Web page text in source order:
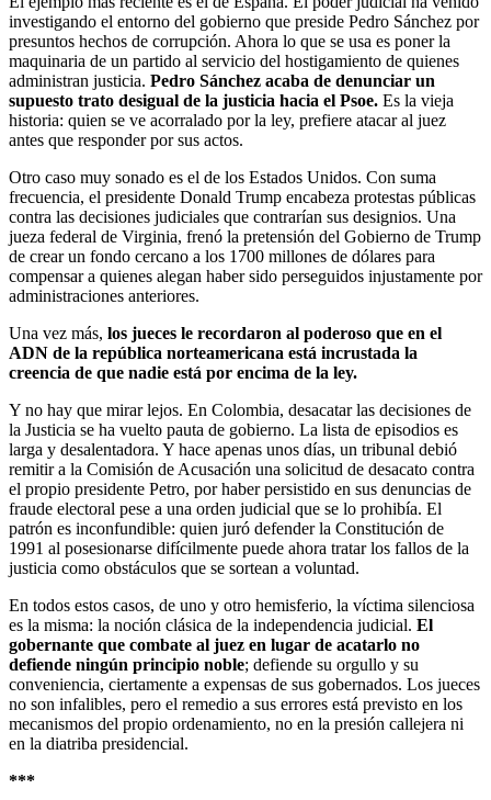
investigando el entorno del gobierno que preside Pedro Sánchez por
presuntos hechos de corrupción. Ahora lo que se usa es poner la
maquinaria de un partido al servicio del hostigamiento de quienes
administran justicia. Pedro Sánchez acaba de denunciar un
supuesto trato desigual de la justicia hacia el Psoe. Es la vieja
historia: quien se ve acorralado por la ley, prefiere atacar al juez
antes que responder por sus actos.
Otro caso muy sonado es el de los Estados Unidos. Con suma
frecuencia, el presidente Donald Trump encabeza protestas públicas
contra las decisiones judiciales que contrarían sus designios. Una
jueza federal de Virginia, frenó la pretensión del Gobierno de Trump
de crear un fondo cercano a los 1700 millones de dólares para
compensar a quienes alegan haber sido perseguidos injustamente por
administraciones anteriores.
Una vez más, los jueces le recordaron al poderoso que en el
ADN de la república norteamericana está incrustada la
creencia de que nadie está por encima de la ley.
Y no hay que mirar lejos. En Colombia, desacatar las decisiones de
la Justicia se ha vuelto pauta de gobierno. La lista de episodios es
larga y desalentadora. Y hace apenas unos días, un tribunal debió
remitir a la Comisión de Acusación una solicitud de desacato contra
el propio presidente Petro, por haber persistido en sus denuncias de
fraude electoral pese a una orden judicial que se lo prohibía. El
patrón es inconfundible: quien juró defender la Constitución de
1991 al posesionarse difícilmente puede ahora tratar los fallos de la
justicia como obstáculos que se sortean a voluntad.
En todos estos casos, de uno y otro hemisferio, la víctima silenciosa
es la misma: la noción clásica de la independencia judicial. El
gobernante que combate al juez en lugar de acatarlo no
defiende ningún principio noble; defiende su orgullo y su
conveniencia, ciertamente a expensas de sus gobernados. Los jueces
no son infalibles, pero el remedio a sus errores está previsto en los
mecanismos del propio ordenamiento, no en la presión callejera ni
en la diatriba presidencial.
***